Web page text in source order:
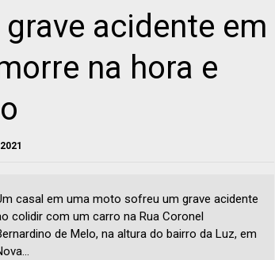
acidente em
na hora e
casal em uma moto sofreu um grave acidente
colidir com um carro na Rua Coronel
de Melo, na altura do bairro da Luz, em